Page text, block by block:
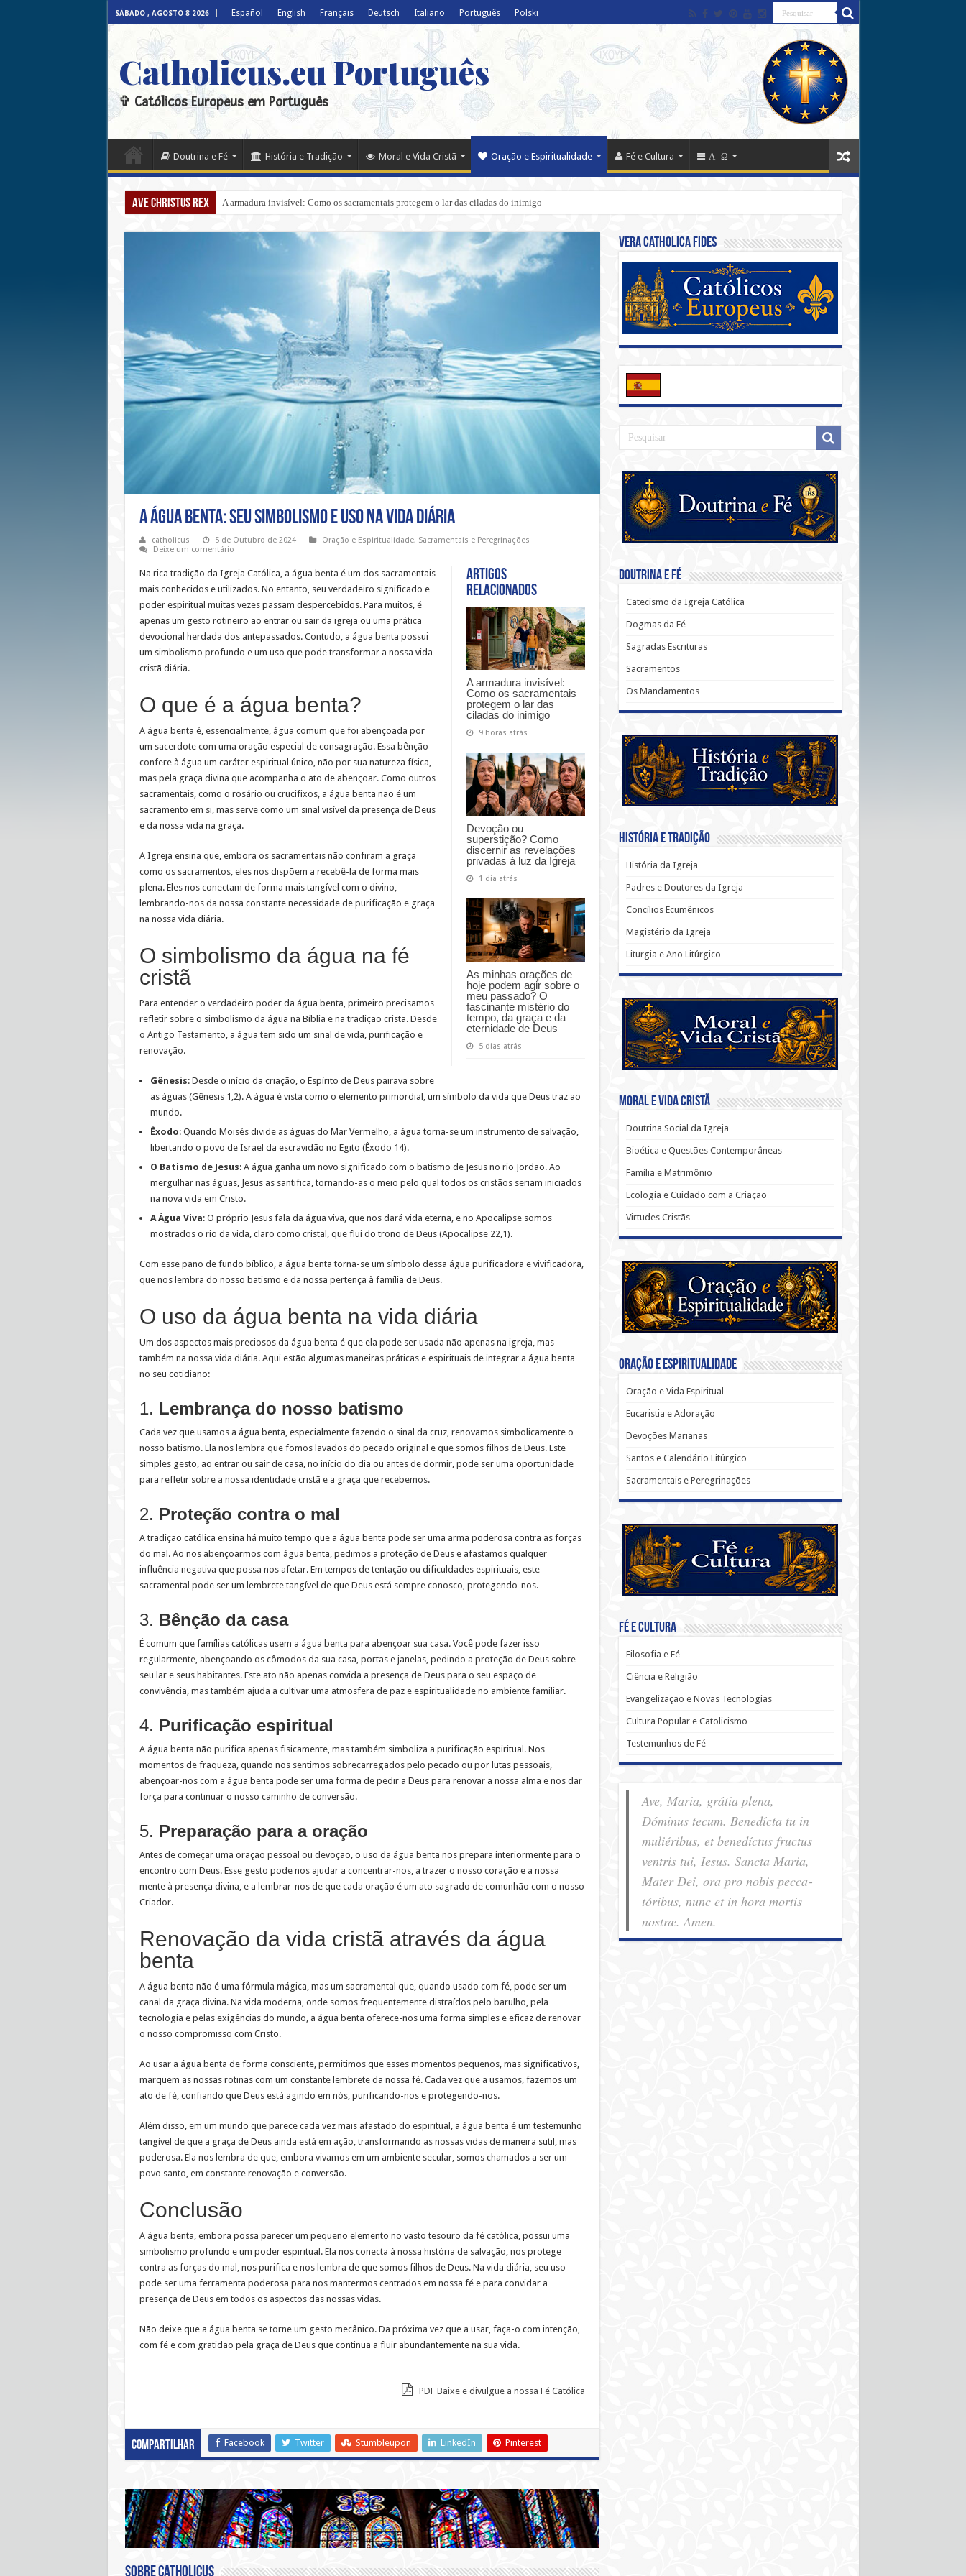
SÁBADO , AGOSTO 8 2026 Español English Français Deutsch Italiano Português Polski
Catholicus.eu Português
✞ Católicos Europeus em Português
Doutrina e Fé História e Tradição Moral e Vida Cristã Oração e Espiritualidade Fé e Cultura Α- Ω
Ave Christus Rex A armadura invisível: Como os sacramentais protegem o lar das ciladas do inimigo
A água benta: seu simbolismo e uso na vida diária
catholicus 5 de Outubro de 2024 Oração e Espiritualidade, Sacramentais e Peregrinações
Deixe um comentário
Artigos
relacionados
A armadura invisível:
Como os sacramentais
protegem o lar das
ciladas do inimigo
9 horas atrás
Devoção ou
superstição? Como
discernir as revelações
privadas à luz da Igreja
1 dia atrás
As minhas orações de
hoje podem agir sobre o
meu passado? O
fascinante mistério do
tempo, da graça e da
eternidade de Deus
5 dias atrás
Na rica tradição da Igreja Católica, a água benta é um dos sacramentais
mais conhecidos e utilizados. No entanto, seu verdadeiro significado e
poder espiritual muitas vezes passam despercebidos. Para muitos, é
apenas um gesto rotineiro ao entrar ou sair da igreja ou uma prática
devocional herdada dos antepassados. Contudo, a água benta possui
um simbolismo profundo e um uso que pode transformar a nossa vida
cristã diária.
O que é a água benta?
A água benta é, essencialmente, água comum que foi abençoada por
um sacerdote com uma oração especial de consagração. Essa bênção
confere à água um caráter espiritual único, não por sua natureza física,
mas pela graça divina que acompanha o ato de abençoar. Como outros
sacramentais, como o rosário ou crucifixos, a água benta não é um
sacramento em si, mas serve como um sinal visível da presença de Deus
e da nossa vida na graça.
A Igreja ensina que, embora os sacramentais não confiram a graça
como os sacramentos, eles nos dispõem a recebê-la de forma mais
plena. Eles nos conectam de forma mais tangível com o divino,
lembrando-nos da nossa constante necessidade de purificação e graça
na nossa vida diária.
O simbolismo da água na fé
cristã
Para entender o verdadeiro poder da água benta, primeiro precisamos
refletir sobre o simbolismo da água na Bíblia e na tradição cristã. Desde
o Antigo Testamento, a água tem sido um sinal de vida, purificação e
renovação.
Gênesis: Desde o início da criação, o Espírito de Deus pairava sobre
as águas (Gênesis 1,2). A água é vista como o elemento primordial, um símbolo da vida que Deus traz ao
mundo.
Êxodo: Quando Moisés divide as águas do Mar Vermelho, a água torna-se um instrumento de salvação,
libertando o povo de Israel da escravidão no Egito (Êxodo 14).
O Batismo de Jesus: A água ganha um novo significado com o batismo de Jesus no rio Jordão. Ao
mergulhar nas águas, Jesus as santifica, tornando-as o meio pelo qual todos os cristãos seriam iniciados
na nova vida em Cristo.
A Água Viva: O próprio Jesus fala da água viva, que nos dará vida eterna, e no Apocalipse somos
mostrados o rio da vida, claro como cristal, que flui do trono de Deus (Apocalipse 22,1).
Com esse pano de fundo bíblico, a água benta torna-se um símbolo dessa água purificadora e vivificadora,
que nos lembra do nosso batismo e da nossa pertença à família de Deus.
O uso da água benta na vida diária
Um dos aspectos mais preciosos da água benta é que ela pode ser usada não apenas na igreja, mas
também na nossa vida diária. Aqui estão algumas maneiras práticas e espirituais de integrar a água benta
no seu cotidiano:
1. Lembrança do nosso batismo
Cada vez que usamos a água benta, especialmente fazendo o sinal da cruz, renovamos simbolicamente o
nosso batismo. Ela nos lembra que fomos lavados do pecado original e que somos filhos de Deus. Este
simples gesto, ao entrar ou sair de casa, no início do dia ou antes de dormir, pode ser uma oportunidade
para refletir sobre a nossa identidade cristã e a graça que recebemos.
2. Proteção contra o mal
A tradição católica ensina há muito tempo que a água benta pode ser uma arma poderosa contra as forças
do mal. Ao nos abençoarmos com água benta, pedimos a proteção de Deus e afastamos qualquer
influência negativa que possa nos afetar. Em tempos de tentação ou dificuldades espirituais, este
sacramental pode ser um lembrete tangível de que Deus está sempre conosco, protegendo-nos.
3. Bênção da casa
É comum que famílias católicas usem a água benta para abençoar sua casa. Você pode fazer isso
regularmente, abençoando os cômodos da sua casa, portas e janelas, pedindo a proteção de Deus sobre
seu lar e seus habitantes. Este ato não apenas convida a presença de Deus para o seu espaço de
convivência, mas também ajuda a cultivar uma atmosfera de paz e espiritualidade no ambiente familiar.
4. Purificação espiritual
A água benta não purifica apenas fisicamente, mas também simboliza a purificação espiritual. Nos
momentos de fraqueza, quando nos sentimos sobrecarregados pelo pecado ou por lutas pessoais,
abençoar-nos com a água benta pode ser uma forma de pedir a Deus para renovar a nossa alma e nos dar
força para continuar o nosso caminho de conversão.
5. Preparação para a oração
Antes de começar uma oração pessoal ou devoção, o uso da água benta nos prepara interiormente para o
encontro com Deus. Esse gesto pode nos ajudar a concentrar-nos, a trazer o nosso coração e a nossa
mente à presença divina, e a lembrar-nos de que cada oração é um ato sagrado de comunhão com o nosso
Criador.
Renovação da vida cristã através da água
benta
A água benta não é uma fórmula mágica, mas um sacramental que, quando usado com fé, pode ser um
canal da graça divina. Na vida moderna, onde somos frequentemente distraídos pelo barulho, pela
tecnologia e pelas exigências do mundo, a água benta oferece-nos uma forma simples e eficaz de renovar
o nosso compromisso com Cristo.
Ao usar a água benta de forma consciente, permitimos que esses momentos pequenos, mas significativos,
marquem as nossas rotinas com um constante lembrete da nossa fé. Cada vez que a usamos, fazemos um
ato de fé, confiando que Deus está agindo em nós, purificando-nos e protegendo-nos.
Além disso, em um mundo que parece cada vez mais afastado do espiritual, a água benta é um testemunho
tangível de que a graça de Deus ainda está em ação, transformando as nossas vidas de maneira sutil, mas
poderosa. Ela nos lembra de que, embora vivamos em um ambiente secular, somos chamados a ser um
povo santo, em constante renovação e conversão.
Conclusão
A água benta, embora possa parecer um pequeno elemento no vasto tesouro da fé católica, possui uma
simbolismo profundo e um poder espiritual. Ela nos conecta à nossa história de salvação, nos protege
contra as forças do mal, nos purifica e nos lembra de que somos filhos de Deus. Na vida diária, seu uso
pode ser uma ferramenta poderosa para nos mantermos centrados em nossa fé e para convidar a
presença de Deus em todos os aspectos das nossas vidas.
Não deixe que a água benta se torne um gesto mecânico. Da próxima vez que a usar, faça-o com intenção,
com fé e com gratidão pela graça de Deus que continua a fluir abundantemente na sua vida.
PDF Baixe e divulgue a nossa Fé Católica
Compartilhar Facebook Twitter Stumbleupon LinkedIn Pinterest
Sobre catholicus
Vera Catholica Fides
Doutrina e Fé
Catecismo da Igreja Católica
Dogmas da Fé
Sagradas Escrituras
Sacramentos
Os Mandamentos
História e Tradição
História da Igreja
Padres e Doutores da Igreja
Concílios Ecumênicos
Magistério da Igreja
Liturgia e Ano Litúrgico
Moral e Vida Cristã
Doutrina Social da Igreja
Bioética e Questões Contemporâneas
Família e Matrimônio
Ecologia e Cuidado com a Criação
Virtudes Cristãs
Oração e Espiritualidade
Oração e Vida Espiritual
Eucaristia e Adoração
Devoções Marianas
Santos e Calendário Litúrgico
Sacramentais e Peregrinações
Fé e Cultura
Filosofia e Fé
Ciência e Religião
Evangelização e Novas Tecnologias
Cultura Popular e Catolicismo
Testemunhos de Fé
Ave, Maria, grátia plena,
Dóminus tecum. Benedícta tu in
muliéribus, et benedíctus fructus
ventris tui, Iesus. Sancta Maria,
Mater Dei, ora pro nobis pec­ca­
tóribus, nunc et in hora mortis
nostræ. Amen.